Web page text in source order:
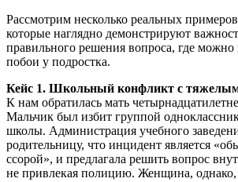
Рассмотрим несколько реальных
которые наглядно демонстрируют
правильного решения вопроса, где можно
побои у подростка.
Кейс 1. Школьный конфликт с
К нам обратилась мать
Мальчик был избит группой
школы. Администрация учебного
родительницу, что инцидент является
ссорой», и предлагала решить вопрос
не привлекая полицию. Женщина, однако,